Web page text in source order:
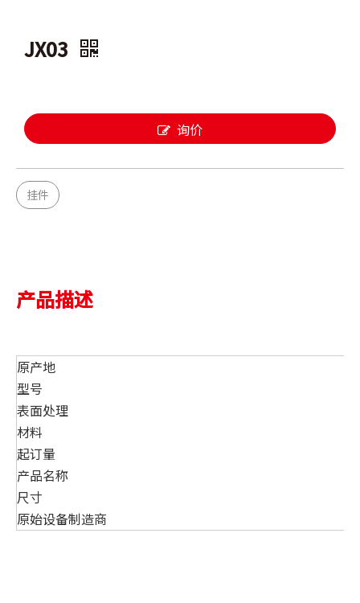
JX03
询价
挂件
产品描述
原产地
型号
表面处理
材料
起订量
产品名称
尺寸
原始设备制造商